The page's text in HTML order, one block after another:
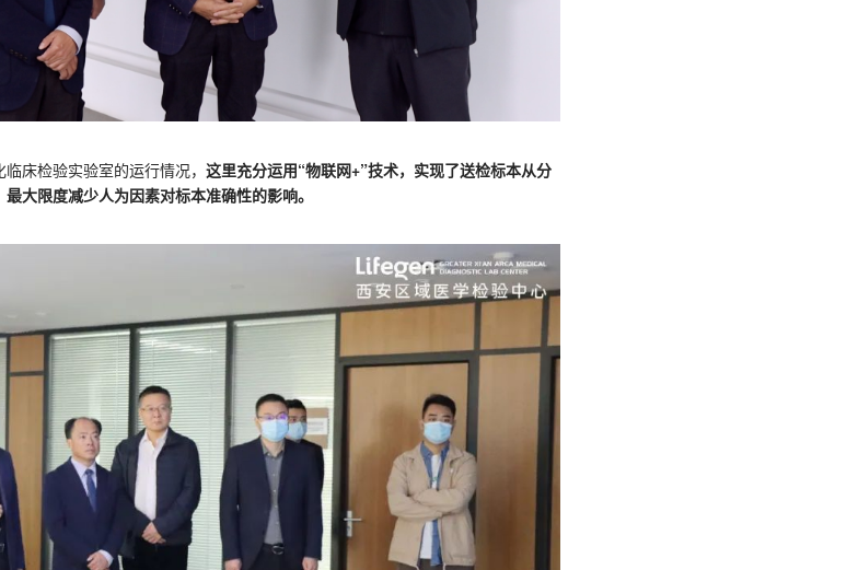
床检验实验室的运行情况， 这里充分运用“物联网+”技术，实现了送检标本从分
最大限度减少人为因素对标本准确性的影响。